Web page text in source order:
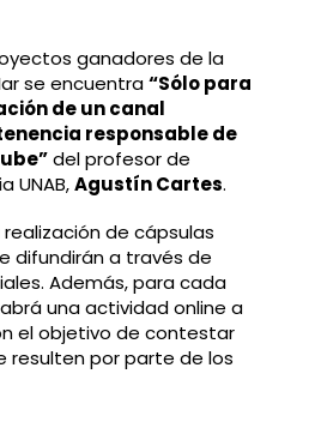
ganadores de la
se encuentra“Sólo para
de un canal
responsable de
del profesor de
UNAB,Agustín Cartes.
de cápsulas
difundirán a través de
Además, para cada
una actividad online a
el objetivo de contestar
resulten por parte de los